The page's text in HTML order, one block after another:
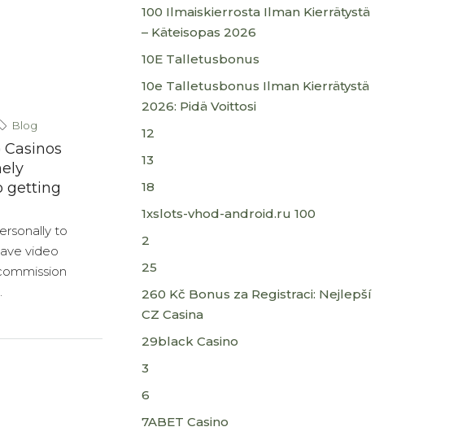
Blog
getting
to
video
100 Ilmaiskierrosta Ilman Kierrätystä
– Käteisopas 2026
10E Talletusbonus
10e Talletusbonus Ilman Kierrätystä
2026: Pidä Voittosi
12
13
18
1xslots-vhod-android.ru 100
2
25
260 Kč Bonus za Registraci: Nejlepší
CZ Casina
29black Casino
3
6
7ABET Casino